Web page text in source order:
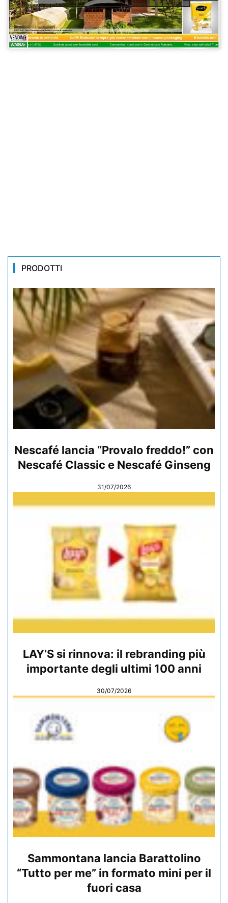
PRODOTTI
Nescafé lancia “Provalo freddo!” con
Nescafé Classic e Nescafé Ginseng
31/07/2026
LAY’S si rinnova: il rebranding più
importante degli ultimi 100 anni
30/07/2026
Sammontana lancia Barattolino
“Tutto per me” in formato mini per il
fuori casa